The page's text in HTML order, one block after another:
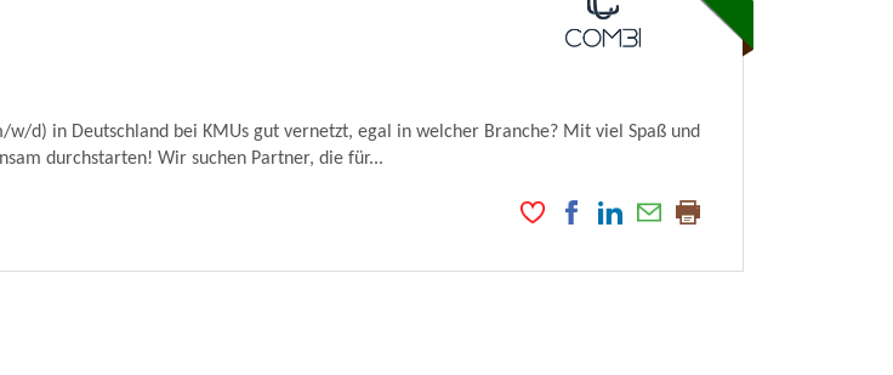
d) in Deutschland bei KMUs gut vernetzt, egal in welcher Branche? Mit viel Spaß und
durchstarten! Wir suchen Partner, die für...